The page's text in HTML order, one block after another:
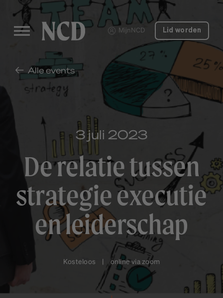
MijnNCD Lid worden
Alle events
3 juli 2023
De relatie tussen
strategie executie
en leiderschap
Kosteloos | online via zoom